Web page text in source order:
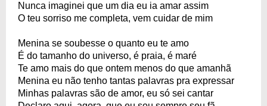
Nunca imaginei que um dia eu ia amar assim
O teu sorriso me completa, vem cuidar de mim
Menina se soubesse o quanto eu te amo
É do tamanho do universo, é praia, é maré
Te amo mais do que ontem menos do que amanhã
Menina eu não tenho tantas palavras pra expressar
Minhas palavras são de amor, eu só sei cantar